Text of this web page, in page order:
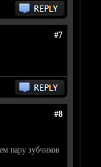
#7
#8
пару зубчиков